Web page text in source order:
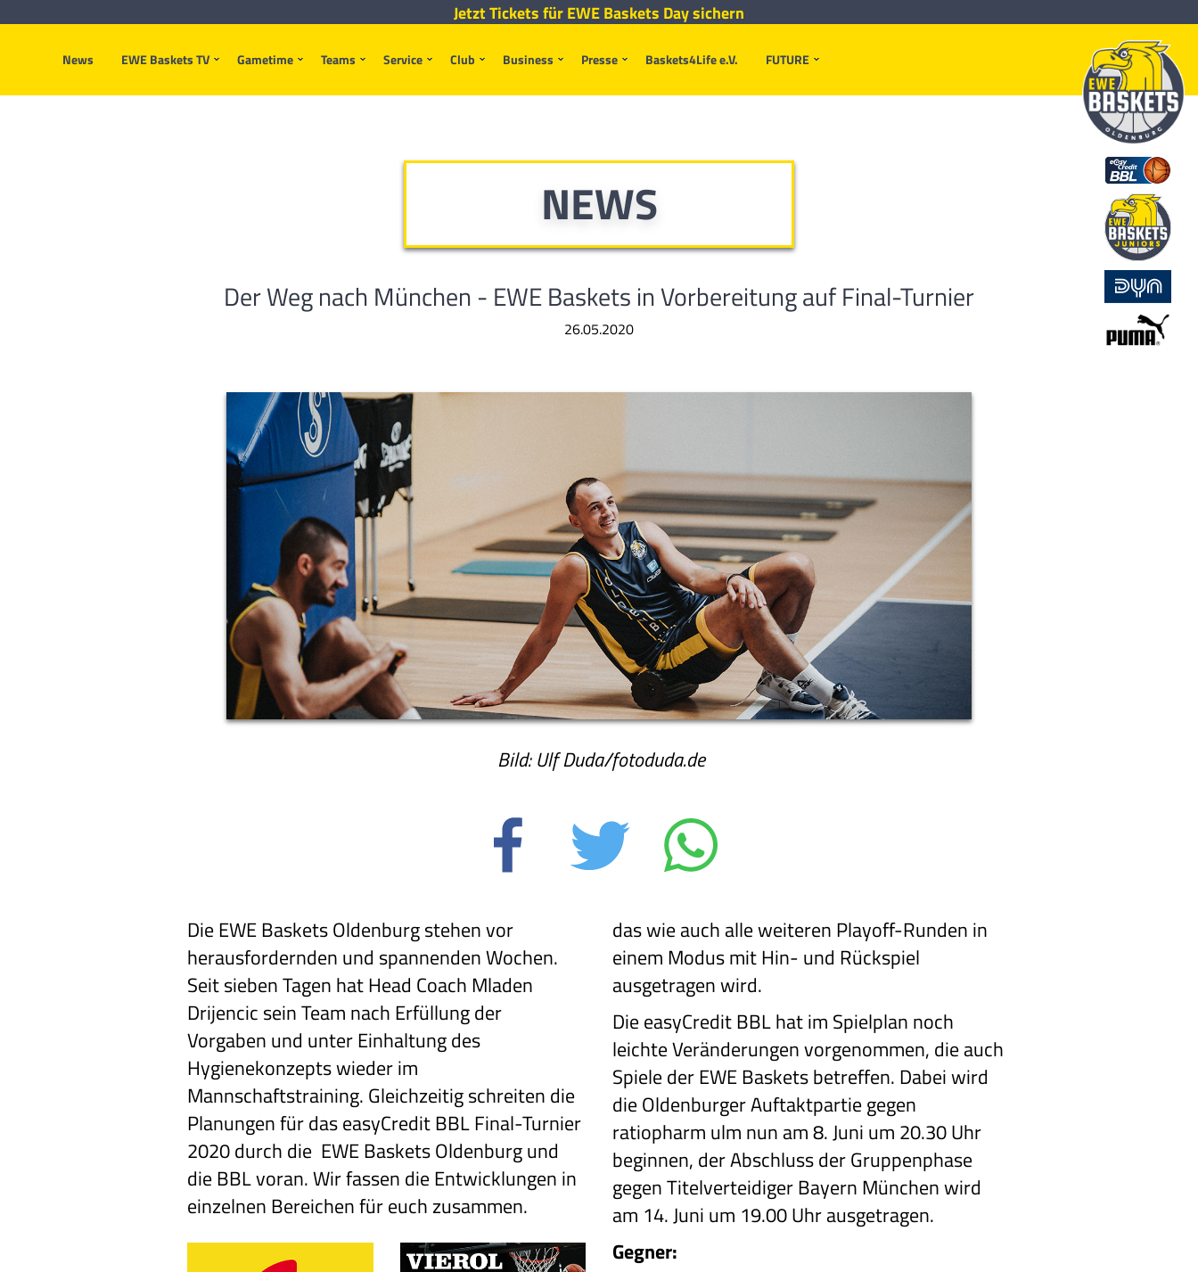
News EWE Baskets TV Gametime Teams Service Club Business Presse Baskets4Life e.V. FUTURE
Jetzt Tickets für EWE Baskets Day sichern
NEWS
Der Weg nach München - EWE Baskets in Vorbereitung auf Final-Turnier
26.05.2020
Bild: Ulf Duda/fotoduda.de
Die EWE Baskets Oldenburg stehen vor
herausfordernden und spannenden Wochen.
Seit sieben Tagen hat Head Coach Mladen
Drijencic sein Team nach Erfüllung der
Vorgaben und unter Einhaltung des
Hygienekonzepts wieder im
Mannschaftstraining. Gleichzeitig schreiten die
Planungen für das easyCredit BBL Final-Turnier
2020 durch die EWE Baskets Oldenburg und
die BBL voran. Wir fassen die Entwicklungen in
einzelnen Bereichen für euch zusammen.
das wie auch alle weiteren Playoff-Runden in
einem Modus mit Hin- und Rückspiel
ausgetragen wird.
Die easyCredit BBL hat im Spielplan noch
leichte Veränderungen vorgenommen, die auch
Spiele der EWE Baskets betreffen. Dabei wird
die Oldenburger Auftaktpartie gegen
ratiopharm ulm nun am 8. Juni um 20.30 Uhr
beginnen, der Abschluss der Gruppenphase
gegen Titelverteidiger Bayern München wird
am 14. Juni um 19.00 Uhr ausgetragen.
Gegner: